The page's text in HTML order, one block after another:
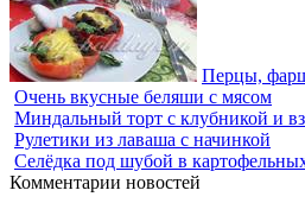
Перцы,
Очень вкусные беляши с мясом
Миндальный торт с клубникой и
Рулетики из лаваша с начинкой
Селёдка под шубой в
Комментарии новостей